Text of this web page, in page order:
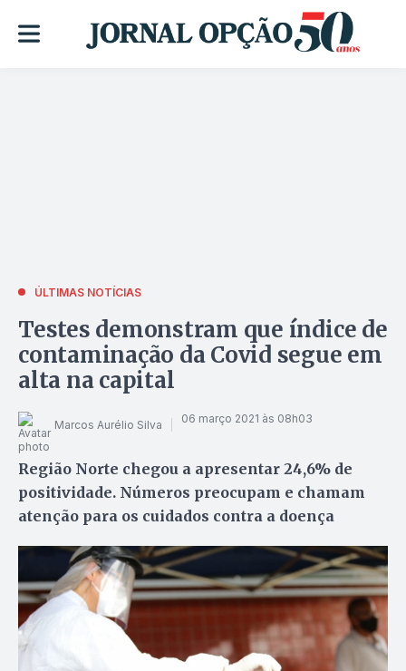
ÚLTIMAS NOTÍCIAS
Testes demonstram que índice de
contaminação da Covid segue em
alta na capital
Marcos Aurélio Silva 06 março 2021 às 08h03
Região Norte chegou a apresentar 24,6% de
positividade. Números preocupam e chamam
atenção para os cuidados contra a doença